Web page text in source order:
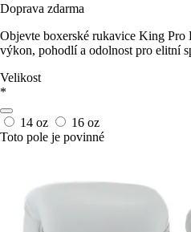
Doprava zdarma
Objevte boxerské rukavice King
výkon, pohodlí a odolnost pro elitní
Velikost
*
14 oz
16 oz
Toto pole je povinné